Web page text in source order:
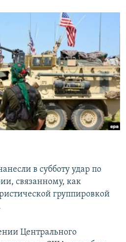
в субботу удар по
связанному, как
группировкой
Центрального